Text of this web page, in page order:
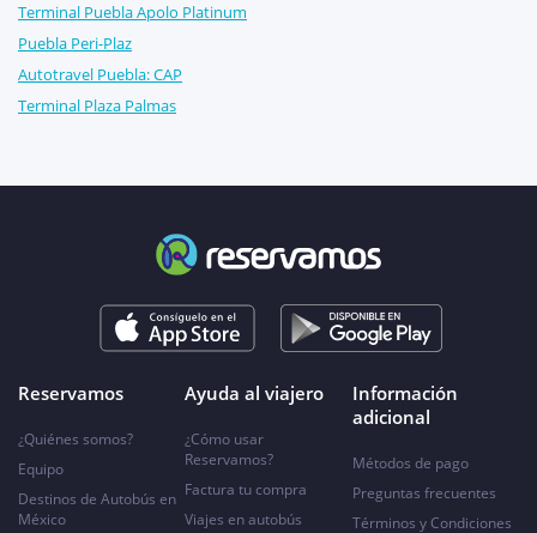
Terminal Puebla Apolo Platinum
Puebla Peri-Plaz
Autotravel Puebla: CAP
Terminal Plaza Palmas
Reservamos
¿Quiénes somos?
Equipo
Destinos de Autobús en
México
Ayuda al viajero
¿Cómo usar
Reservamos?
Factura tu compra
Viajes en autobús
Información
adicional
Métodos de pago
Preguntas frecuentes
Términos y Condiciones